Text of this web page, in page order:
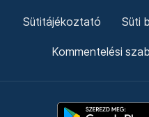
Sütitájékoztató Süti
Kommentelési